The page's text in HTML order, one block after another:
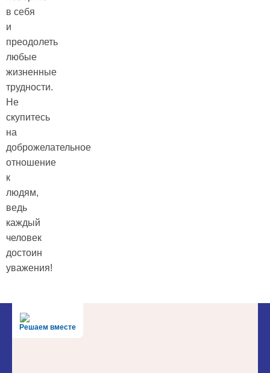
в себя
и
преодолеть
любые
жизненные
трудности.
Не
скупитесь
на
доброжелательное
отношение
к
людям,
ведь
каждый
человек
достоин
уважения!
Решаем вместе